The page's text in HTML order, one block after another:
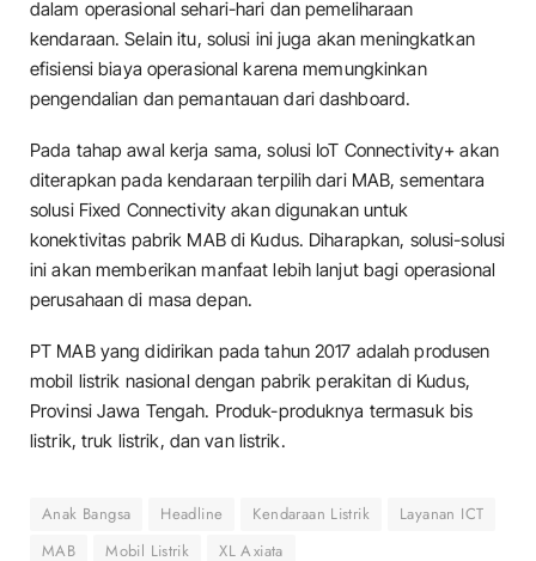
dalam operasional sehari-hari dan pemeliharaan
kendaraan. Selain itu, solusi ini juga akan meningkatkan
efisiensi biaya operasional karena memungkinkan
pengendalian dan pemantauan dari dashboard.
Pada tahap awal kerja sama, solusi IoT Connectivity+ akan
diterapkan pada kendaraan terpilih dari MAB, sementara
solusi Fixed Connectivity akan digunakan untuk
konektivitas pabrik MAB di Kudus. Diharapkan, solusi-solusi
ini akan memberikan manfaat lebih lanjut bagi operasional
perusahaan di masa depan.
PT MAB yang didirikan pada tahun 2017 adalah produsen
mobil listrik nasional dengan pabrik perakitan di Kudus,
Provinsi Jawa Tengah. Produk-produknya termasuk bis
listrik, truk listrik, dan van listrik.
Anak Bangsa Headline Kendaraan Listrik
Layanan ICT
MAB
Mobil Listrik XL Axiata